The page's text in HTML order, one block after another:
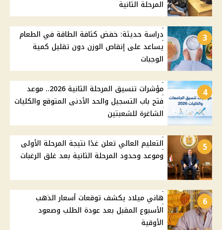
المرحلة الثانية
3
دراسة حديثة: خفض كثافة الطاقة في الطعام
يساعد على إنقاص الوزن دون تقليل كمية
الوجبات
4
مؤشرات تنسيق المرحلة الثانية 2026.. موعد
فتح باب التسجيل والحد الأدنى المتوقع والكليات
الشاغرة للشعبتين
5
التعليم العالي تعلن غدًا نتيجة المرحلة الأولى
وموعد وحدود المرحلة الثانية بعد غلق الرغبات
6
هاني ميلاد يكشف توقعات أسعار الذهب
الأسبوع المقبل بعد عودة الطلب وصعود
الأوقية